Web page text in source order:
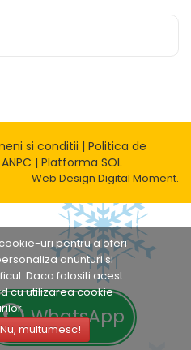
si conditii | Politica de
ANPC | Platforma SOL
Web Design Digital Moment.
WhatsApp
uri pentru a oferi
anunturi si
Daca folositi acest
cu utilizarea cookie-
Nu, multumesc!